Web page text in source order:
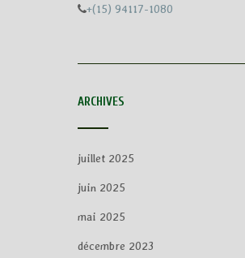
+(15) 94117-1080
ARCHIVES
juillet 2025
juin 2025
mai 2025
décembre 2023